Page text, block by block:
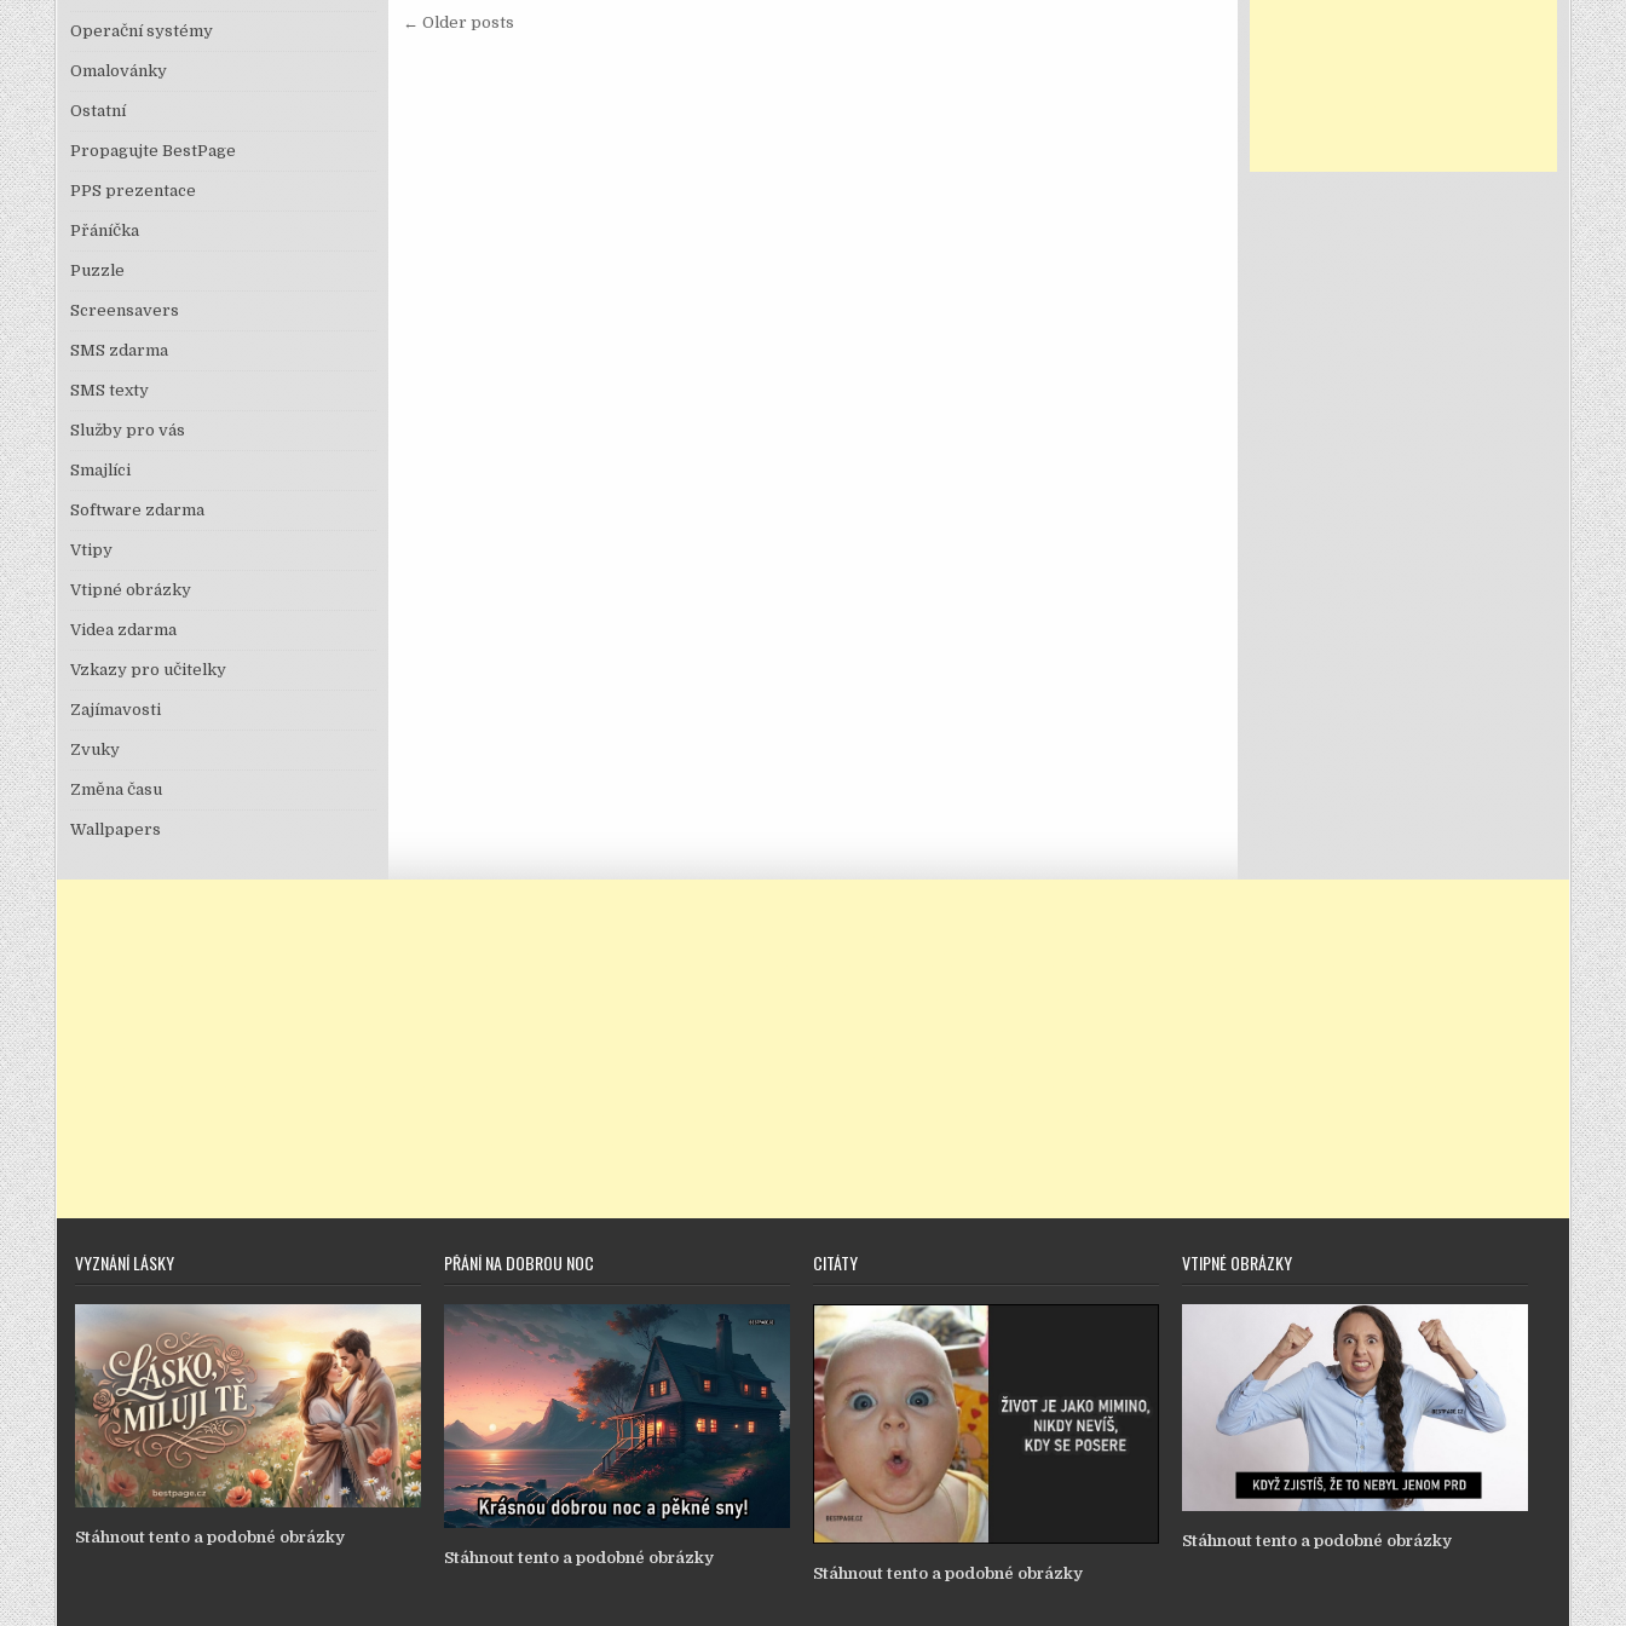
Navigace pro příspěvky
← Older posts
Operační systémy
Omalovánky
Ostatní
Propagujte BestPage
PPS prezentace
Přáníčka
Puzzle
Screensavers
SMS zdarma
SMS texty
Služby pro vás
Smajlíci
Software zdarma
Vtipy
Vtipné obrázky
Videa zdarma
Vzkazy pro učitelky
Zajímavosti
Zvuky
Změna času
Wallpapers
VYZNÁNÍ LÁSKY
Stáhnout tento a podobné obrázky
PŘÁNÍ NA DOBROU NOC
Stáhnout tento a podobné obrázky
CITÁTY
Stáhnout tento a podobné obrázky
VTIPNÉ OBRÁZKY
Stáhnout tento a podobné obrázky